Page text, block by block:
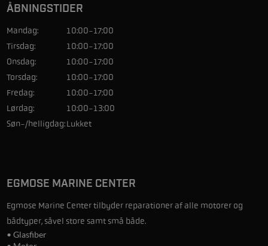
ÅBNINGSTIDER
Mandag:
10:00-17:00
Tirsdag:
10:00-17:00
Onsdag:
10:00-17:00
Torsdag:
10:00-17:00
Fredag:
10:00-17:00
Lørdag:
10:00-13:00
Søn-/helligdag:Lukket
EGMOSE MARINE CENTER
Egmose Marine Center tilbyder reparationer af alle motorer og
bådtyper, såvel store samt små både.
• Glasfiber